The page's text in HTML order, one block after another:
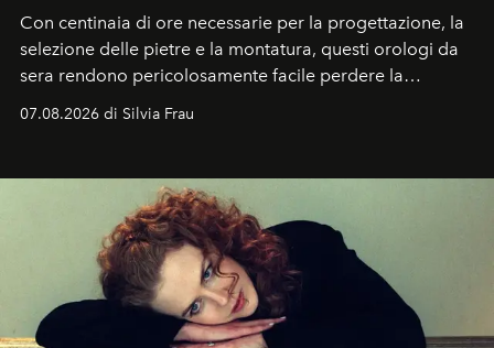
Con centinaia di ore necessarie per la progettazione, la
selezione delle pietre e la montatura, questi orologi da
sera rendono pericolosamente facile perdere la
cognizione del tempo. Ma con quadranti così
07.08.2026 di Silvia Frau